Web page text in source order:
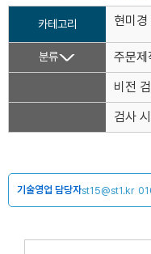
카테고리 현미경
분류
주문제
비전
검사
기술영업 담당자st15@st1.kr